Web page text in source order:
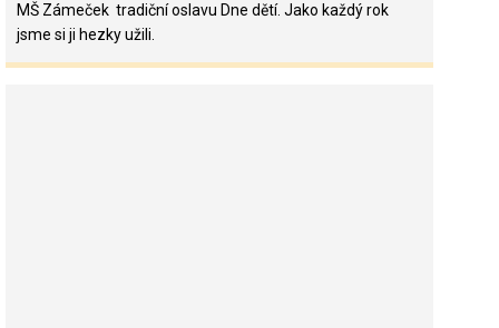
MŠ Zámeček tradiční oslavu Dne dětí. Jako každý rok
jsme si ji hezky užili.